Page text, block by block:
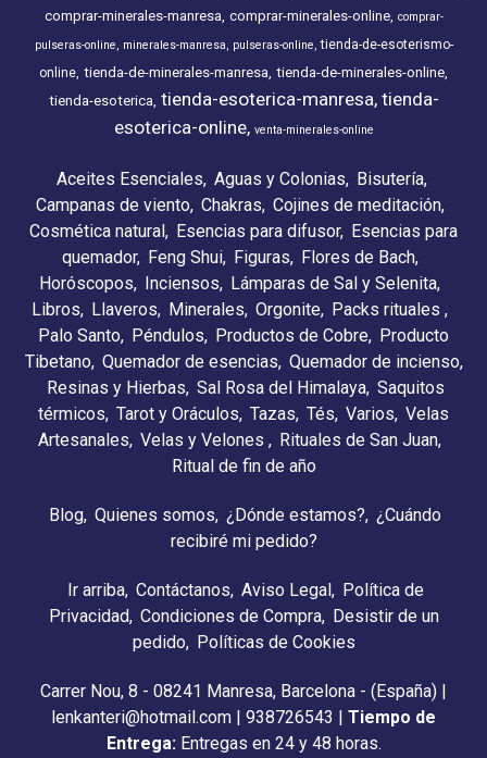
comprar-minerales-manresa comprar-minerales-online comprar-
pulseras-online
minerales-manresa pulseras-online tienda-de-esoterismo-
online tienda-de-minerales-manresa tienda-de-minerales-online
tienda-esoterica tienda-esoterica-manresa tienda-
esoterica-online venta-minerales-online
Aceites Esenciales Aguas y Colonias
Bisutería
Campanas de viento Chakras Cojines de meditación
Cosmética natural Esencias para difusor Esencias para
quemador
Feng Shui Figuras
Flores de Bach
Horóscopos
Inciensos
Lámparas de Sal y Selenita
Libros
Llaveros Minerales Orgonite Packs rituales
Palo Santo Péndulos Productos de Cobre Producto
Tibetano Quemador de esencias Quemador de incienso
Resinas y Hierbas Sal Rosa del Himalaya Saquitos
térmicos Tarot y Oráculos Tazas Tés Varios Velas
Artesanales Velas y Velones
Rituales de San Juan
Ritual de fin de año
Blog Quienes somos ¿Dónde estamos?
¿Cuándo
recibiré mi pedido?
Ir arriba Contáctanos Aviso Legal
Política de
Privacidad Condiciones de Compra
Desistir de un
pedido
Políticas de Cookies
Carrer Nou, 8 - 08241 Manresa, Barcelona - (España) |
lenkanteri@hotmail.com | 938726543 | Tiempo de
Entrega: Entregas en 24 y 48 horas.